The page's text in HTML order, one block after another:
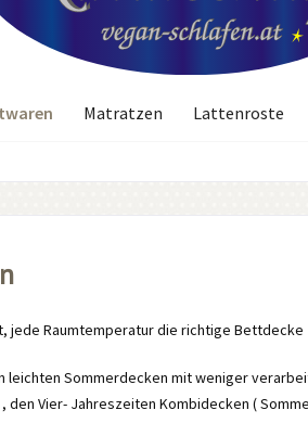
Matratzen Lattenroste
jede Raumtemperatur die richtige Bettdecke
leichten Sommerdecken mit weniger
den Vier- Jahreszeiten Kombidecken (